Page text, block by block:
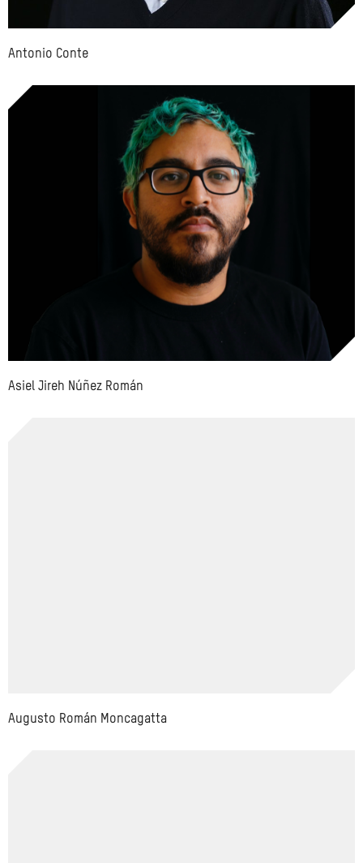
Antonio Conte
Asiel Jireh Núñez Román
Augusto Román Moncagatta